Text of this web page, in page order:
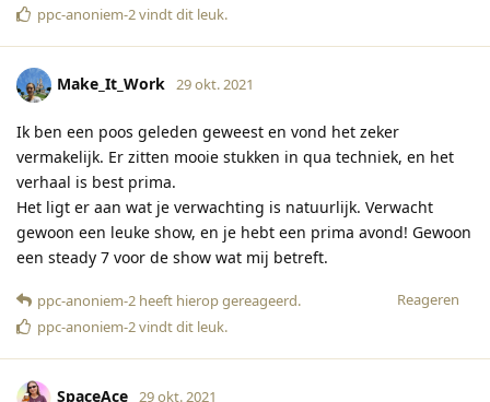
ppc-anoniem-2vindt dit leuk.
Make_It_Work 29 okt. 2021
Ik ben een poos geleden geweest en vond het zeker
vermakelijk. Er zitten mooie stukken in qua techniek, en het
verhaal is best prima.
Het ligt er aan wat je verwachting is natuurlijk. Verwacht
gewoon een leuke show, en je hebt een prima avond! Gewoon
een steady 7 voor de show wat mij betreft.
Reageren
ppc-anoniem-2 heeft hierop gereageerd.
ppc-anoniem-2vindt dit leuk.
SpaceAce 29 okt. 2021